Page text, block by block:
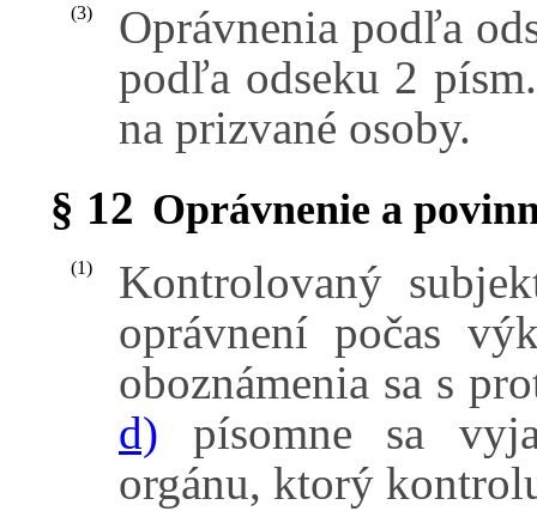
(3)
Oprávnenia podľa
podľa odseku 2
na prizvané osoby.
§ 12 Oprávnenie a
(1)
Kontrolovaný
oprávnení počas
oboznámenia sa s
d) písomne sa
orgánu, ktorý